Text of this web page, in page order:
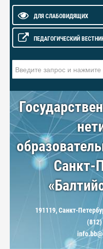
ДЛЯ СЛАБОВИДЯЩИХ
ПЕДАГОГИЧЕСКИЙ
Санкт-
191119, Санкт-